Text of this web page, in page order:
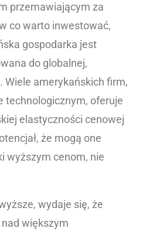
przemawiającym za
co warto inwestować,
gospodarka jest
do globalnej,
Wiele amerykańskich firm,
technologicznym, oferuje
elastyczności cenowej
że mogą one
wyższym cenom, nie
wydaje się, że
większym